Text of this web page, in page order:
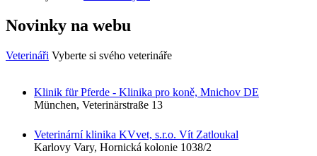
Novinky na webu
Veterináři Vyberte si svého veterináře
Klinik für Pferde - Klinika pro koně, Mnichov DE
München, Veterinärstraße 13
Veterinární klinika KVvet, s.r.o. Vít Zatloukal
Karlovy Vary, Hornická kolonie 1038/2